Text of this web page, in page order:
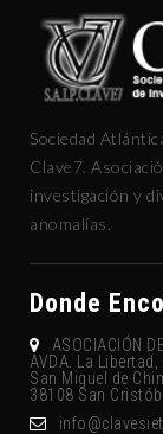
Sociedad
Clave7.
investigación y
anomalías.
Donde
ASOCIACIÓN
AVDA. La
San Miguel de
38108 San